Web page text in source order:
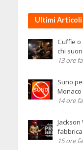
Ultimi Articoli
Cuffie o
chi
13 ore fa
Suno
Monaco
14 ore fa
Jackson
15 ore fa